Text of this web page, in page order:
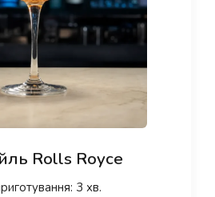
Rolls Royce
3 хв.